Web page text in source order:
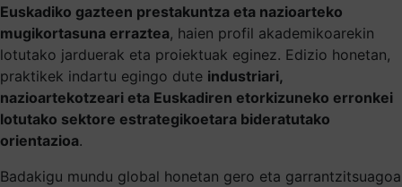
Euskadiko gazteen prestakuntza eta nazioarteko
mugikortasuna erraztea, haien profil akademikoarekin
lotutako jarduerak eta proiektuak eginez. Edizio honetan,
praktikek indartu egingo dute industriari,
nazioartekotzeari eta Euskadiren etorkizuneko erronkei
lotutako sektore estrategikoetara bideratutako
orientazioa.
Badakigu mundu global honetan gero eta garrantzitsuagoa